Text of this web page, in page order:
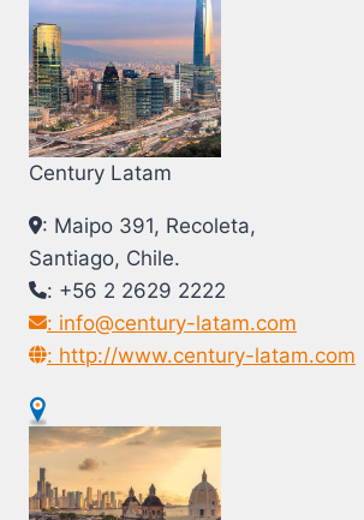
Century Latam
: Maipo 391, Recoleta,
Santiago, Chile.
: +56 2 2629 2222
: info@century-latam.com
: http://www.century-latam.com